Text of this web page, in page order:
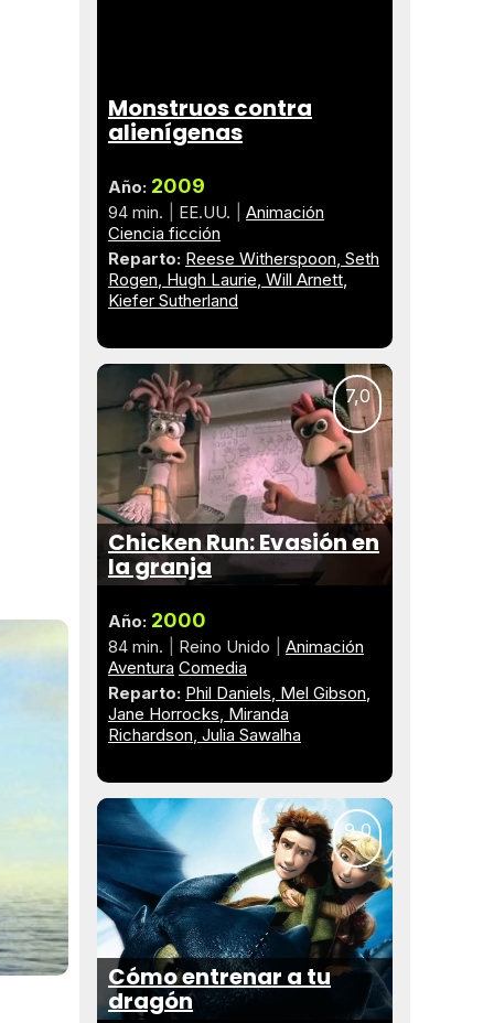
Monstruos contra
alienígenas
Año: 2009
94 min. EE.UU.
Animación
Ciencia ficción
Reparto: Reese Witherspoon Seth
Rogen Hugh Laurie Will Arnett
Kiefer Sutherland
7,0
Chicken Run: Evasión en
la granja
Año: 2000
84 min. Reino Unido
Animación
Aventura Comedia
Reparto: Phil Daniels Mel Gibson
Jane Horrocks Miranda
Richardson Julia Sawalha
9,0
Cómo entrenar a tu
dragón